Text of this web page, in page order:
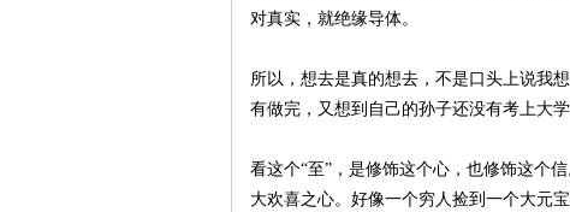
对真实，就绝缘导体。
所以，想去是真的想去，不是口头上说我
有做完，又想到自己的孙子还没有考上大
看这个“至”，是修饰这个心，也修饰这个
大欢喜之心。好像一个穷人捡到一个大元